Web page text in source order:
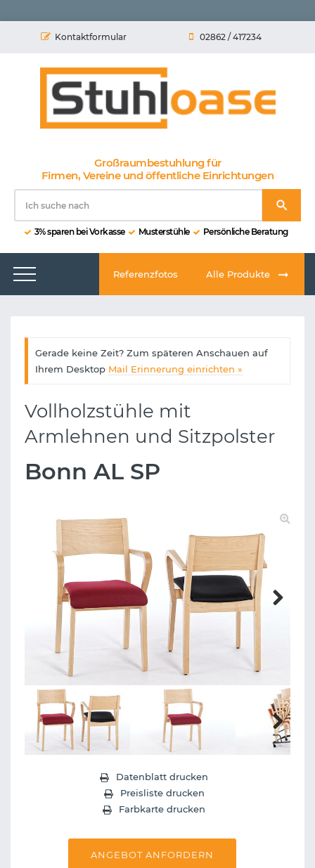
Kontaktformular 02862 / 417234
Großraumbestuhlung für
Firmen, Vereine und öffentliche Einrichtungen
3% sparen bei Vorkasse Musterstühle Persönliche Beratung
Referenzfotos Alle Produkte
Gerade keine Zeit? Zum späteren Anschauen auf
Ihrem Desktop Mail Erinnerung einrichten »
Vollholzstühle mit
Armlehnen und Sitzpolster
Bonn AL SP
Next
Datenblatt drucken
Preisliste drucken
Farbkarte drucken
ANGEBOT ANFORDERN